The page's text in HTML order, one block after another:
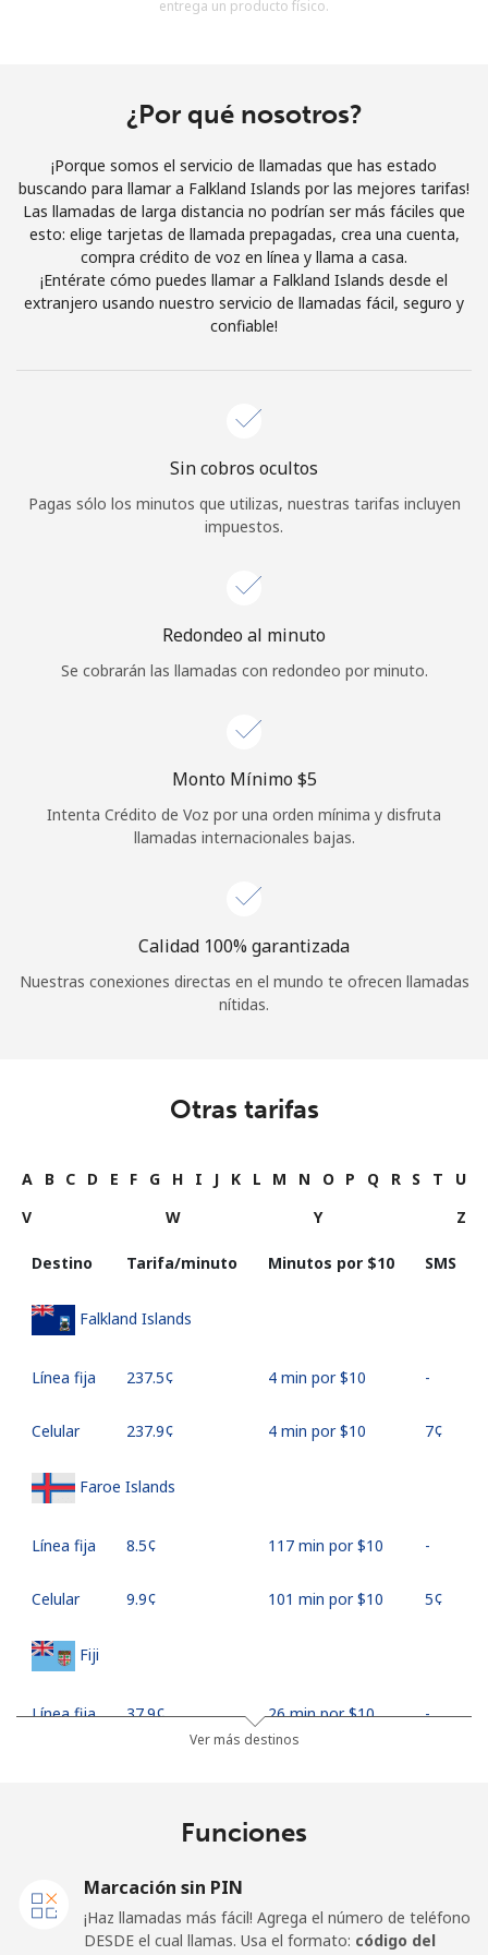
Al abrir una cuenta en este sitio web, estoy de acuerdo con
Únete
¡Hola!
Inicia sesión oREGÍSTRATE →
Iniciar Sesión
o
Continuar con
entrega un producto físico.
¿Por qué nosotros?
¡Porque somos el servicio de llamadas que has estado
buscando para llamar a Falkland Islands por las mejores tarifas!
Las llamadas de larga distancia no podrían ser más fáciles que
esto: elige tarjetas de llamada prepagadas, crea una cuenta,
compra crédito de voz en línea y llama a casa.
¡Entérate cómo puedes llamar a Falkland Islands desde el
extranjero usando nuestro servicio de llamadas fácil, seguro y
confiable!
Sin cobros ocultos
Pagas sólo los minutos que utilizas, nuestras tarifas incluyen
impuestos.
Redondeo al minuto
Se cobrarán las llamadas con redondeo por minuto.
Monto Mínimo ⁦$5⁩
Intenta Crédito de Voz por una orden mínima y disfruta
llamadas internacionales bajas.
Calidad 100% garantizada
Nuestras conexiones directas en el mundo te ofrecen llamadas
nítidas.
Otras tarifas
A B C D E F G H I J K L M N O P Q R S T
U
V
W Y Z
Destino Tarifa/minuto Minutos por ⁦$10⁩ SMS
Falkland Islands
Línea fija ⁦237.5¢⁩ 4 min por ⁦$10⁩ -
Celular ⁦237.9¢⁩ 4 min por ⁦$10⁩ ⁦7¢⁩
Faroe Islands
Línea fija ⁦8.5¢⁩ 117 min por ⁦$10⁩ -
Celular ⁦9.9¢⁩ 101 min por ⁦$10⁩ ⁦5¢⁩
Fiji
Línea fija ⁦37.9¢⁩ 26 min por ⁦$10⁩ -
Línea fija ⁦35.5¢⁩
⁦34.5¢⁩ 28 min por ⁦$10⁩ ⁦11¢⁩
Ver más destinos
Funciones
Marcación sin PIN
¡Haz llamadas más fácil! Agrega el número de teléfono
DESDE el cual llamas. Usa el formato: código del